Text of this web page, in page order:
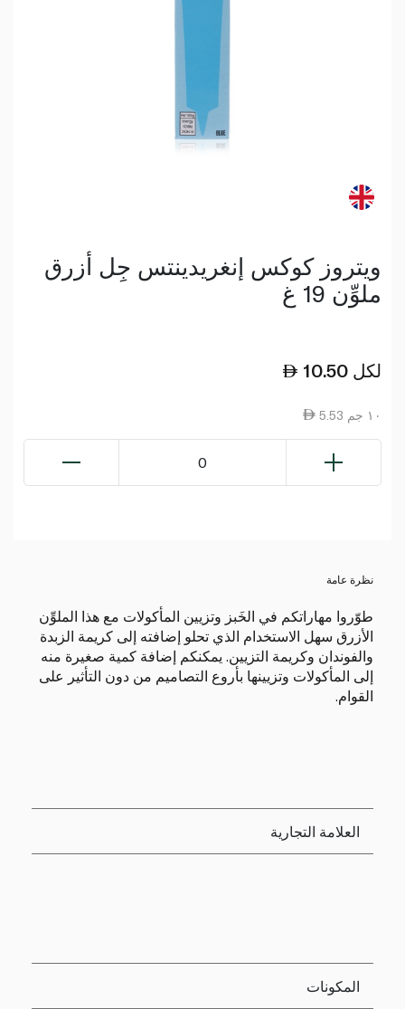
ويتروز كوكس إنغريدينتس جِل أزرق
ملوِّن 19 غ
10.50 لكل
5.53 ١٠ جم
0
نظرة عامة
طوّروا مهاراتكم في الخَبز وتزيين المأكولات مع هذا الملوِّن
الأزرق سهل الاستخدام الذي تحلو إضافته إلى كريمة الزبدة
والفوندان وكريمة التزيين. يمكنكم إضافة كمية صغيرة منه
إلى المأكولات وتزيينها بأروع التصاميم من دون التأثير على
القوام.
العلامة التجارية
المكونات